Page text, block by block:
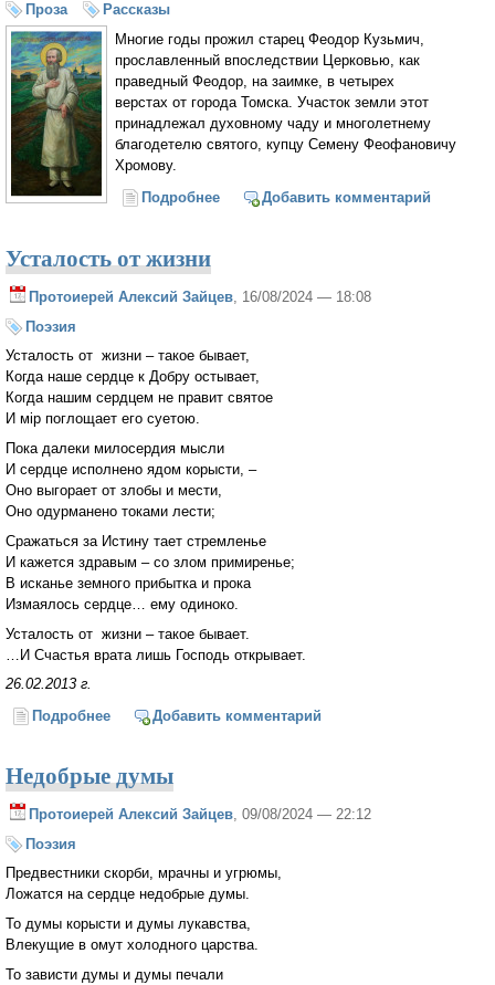
Проза
Рассказы
Многие годы прожил старец Феодор Кузьмич,
прославленный впоследствии Церковью, как
праведный Феодор, на заимке, в четырех
верстах от города Томска. Участок земли этот
принадлежал духовному чаду и многолетнему
благодетелю святого, купцу Семену Феофановичу
Хромову.
Подробнее о Про дрова…
Добавить комментарий
Усталость от жизни
Протоиерей Алексий Зайцев , 16/08/2024 — 18:08
Поэзия
Усталость от жизни – такое бывает,
Когда наше сердце к Добру остывает,
Когда нашим сердцем не правит святое
И мiр поглощает его суетою.
Пока далеки милосердия мысли
И сердце исполнено ядом корысти, –
Оно выгорает от злобы и мести,
Оно одурманено токами лести;
Сражаться за Истину тает стремленье
И кажется здравым – со злом примиренье;
В исканье земного прибытка и прока
Измаялось сердце… ему одиноко.
Усталость от жизни – такое бывает.
…И Счастья врата лишь Господь открывает.
26.02.2013 г.
Подробнее о Усталость от жизни
Добавить комментарий
Недобрые думы
Протоиерей Алексий Зайцев , 09/08/2024 — 22:12
Поэзия
Предвестники скорби, мрачны и угрюмы,
Ложатся на сердце недобрые думы.
То думы корысти и думы лукавства,
Влекущие в омут холодного царства.
То зависти думы и думы печали